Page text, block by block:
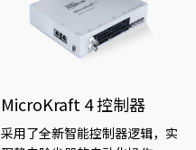
MicroKraft 4 控制器
采用了全新智能控制器逻辑，实